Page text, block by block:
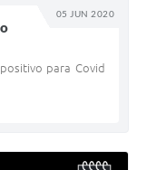
05 JUN 2020
para Covid